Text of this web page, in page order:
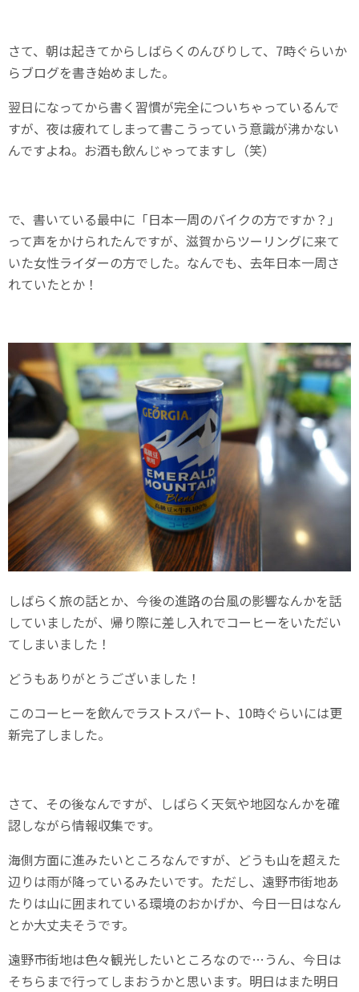
さて、朝は起きてからしばらくのんびりして、7時ぐらいか
らブログを書き始めました。
翌日になってから書く習慣が完全についちゃっているんで
すが、夜は疲れてしまって書こうっていう意識が沸かない
んですよね。お酒も飲んじゃってますし（笑）
で、書いている最中に「日本一周のバイクの方ですか？」
って声をかけられたんですが、滋賀からツーリングに来て
いた女性ライダーの方でした。なんでも、去年日本一周さ
れていたとか！
しばらく旅の話とか、今後の進路の台風の影響なんかを話
していましたが、帰り際に差し入れでコーヒーをいただい
てしまいました！
どうもありがとうございました！
このコーヒーを飲んでラストスパート、10時ぐらいには更
新完了しました。
さて、その後なんですが、しばらく天気や地図なんかを確
認しながら情報収集です。
海側方面に進みたいところなんですが、どうも山を超えた
辺りは雨が降っているみたいです。ただし、遠野市街地あ
たりは山に囲まれている環境のおかげか、今日一日はなん
とか大丈夫そうです。
遠野市街地は色々観光したいところなので…うん、今日は
そちらまで行ってしまおうかと思います。明日はまた明日